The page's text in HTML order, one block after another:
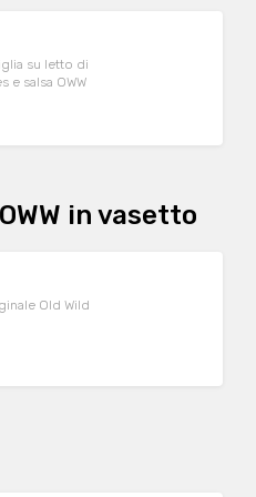
su letto di
e salsa OWW
in vasetto
Old Wild